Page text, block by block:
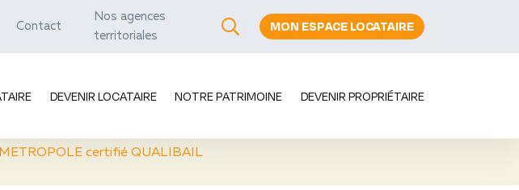
Contact
Nos agences
territoriales
MON ESPACE LOCATAIRE
DEVENIR LOCATAIRE NOTRE PATRIMOINE DEVENIR PROPRIÉTAIRE
certifié QUALIBAIL